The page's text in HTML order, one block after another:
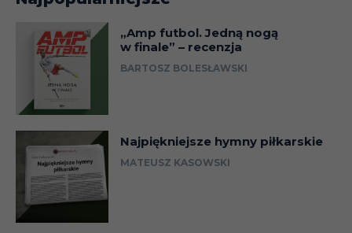
„Amp futbol. Jedną nogą
w finale” – recenzja
BARTOSZ BOLESŁAWSKI
Najpiękniejsze hymny piłkarskie
MATEUSZ KASOWSKI